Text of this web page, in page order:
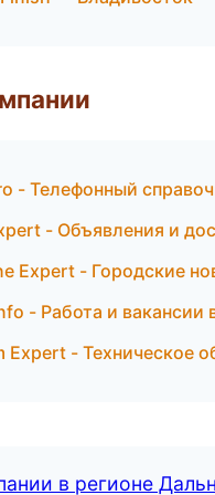
- Телефонный
- Объявления и
Expert - Городские
- Работа и
Expert - Техническое
в регионе